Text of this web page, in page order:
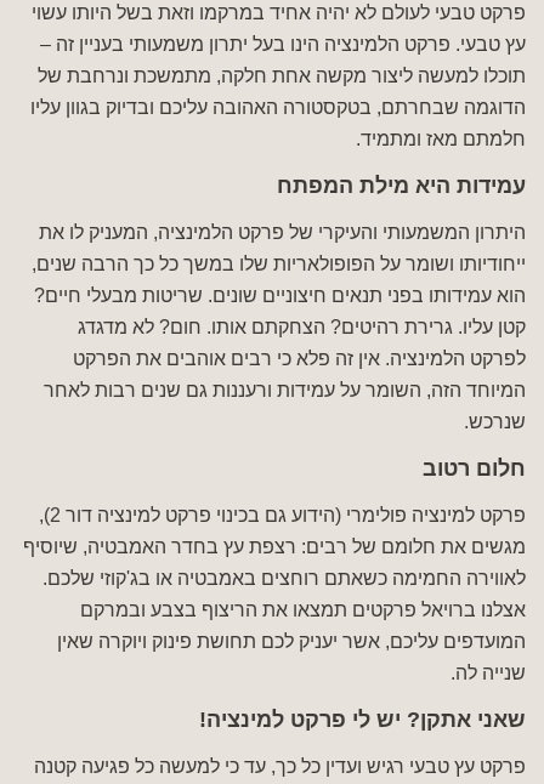
פרקט טבעי לעולם לא יהיה אחיד במרקמו וזאת בשל היותו עשוי
עץ טבעי. פרקט הלמינציה הינו בעל יתרון משמעותי בעניין זה –
תוכלו למעשה ליצור מקשה אחת חלקה, מתמשכת ונרחבת של
הדוגמה שבחרתם, בטקסטורה האהובה עליכם ובדיוק בגוון עליו
חלמתם מאז ומתמיד.
עמידות היא מילת המפתח
היתרון המשמעותי והעיקרי של פרקט הלמינציה, המעניק לו את
ייחודיותו ושומר על הפופולאריות שלו במשך כל כך הרבה שנים,
הוא עמידותו בפני תנאים חיצוניים שונים. שריטות מבעלי חיים?
קטן עליו. גרירת רהיטים? הצחקתם אותו. חום? לא מדגדג
לפרקט הלמינציה. אין זה פלא כי רבים אוהבים את הפרקט
המיוחד הזה, השומר על עמידות ורעננות גם שנים רבות לאחר
שנרכש.
חלום רטוב
פרקט למינציה פולימרי (הידוע גם בכינוי פרקט למינציה דור 2),
מגשים את חלומם של רבים: רצפת עץ בחדר האמבטיה, שיוסיף
לאווירה החמימה כשאתם רוחצים באמבטיה או בג'קוזי שלכם.
אצלנו ברויאל פרקטים תמצאו את הריצוף בצבע ובמרקם
המועדפים עליכם, אשר יעניק לכם תחושת פינוק ויוקרה שאין
שנייה לה.
שאני אתקן? יש לי פרקט למינציה!
פרקט עץ טבעי רגיש ועדין כל כך, עד כי למעשה כל פגיעה קטנה